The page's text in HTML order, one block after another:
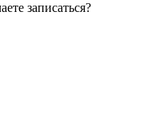
записаться?